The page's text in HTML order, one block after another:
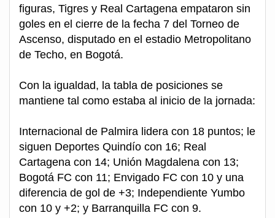
figuras, Tigres y Real Cartagena empataron sin
goles en el cierre de la fecha 7 del Torneo de
Ascenso, disputado en el estadio Metropolitano
de Techo, en Bogotá.
Con la igualdad, la tabla de posiciones se
mantiene tal como estaba al inicio de la jornada:
Internacional de Palmira lidera con 18 puntos; le
siguen Deportes Quindío con 16; Real
Cartagena con 14; Unión Magdalena con 13;
Bogotá FC con 11; Envigado FC con 10 y una
diferencia de gol de +3; Independiente Yumbo
con 10 y +2; y Barranquilla FC con 9.